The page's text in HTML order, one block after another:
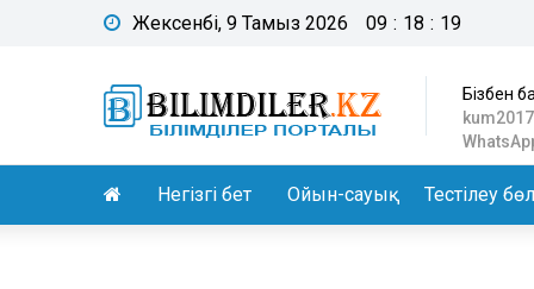
Жексенбі, 9 Тамыз 2026 09 : 18 : 20
Бізбен
Негізгі бет Ойын-сауық Тестілеу